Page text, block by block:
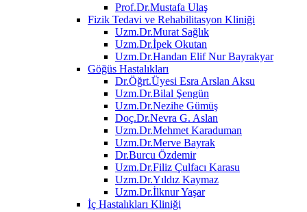
Prof.Dr.Mustafa Ulaş
Fizik Tedavi ve Rehabilitasyon Kliniği
Uzm.Dr.Murat Sağlık
Uzm.Dr.İpek Okutan
Uzm.Dr.Handan Elif Nur Bayrakyar
Göğüs Hastalıkları
Dr.Öğrt.Üyesi Esra Arslan Aksu
Uzm.Dr.Bilal Şengün
Uzm.Dr.Nezihe Gümüş
Doç.Dr.Nevra G. Aslan
Uzm.Dr.Mehmet Karaduman
Uzm.Dr.Merve Bayrak
Dr.Burcu Özdemir
Uzm.Dr.Filiz Çulfacı Karasu
Uzm.Dr.Yıldız Kaymaz
Uzm.Dr.İlknur Yaşar
İç Hastalıkları Kliniği